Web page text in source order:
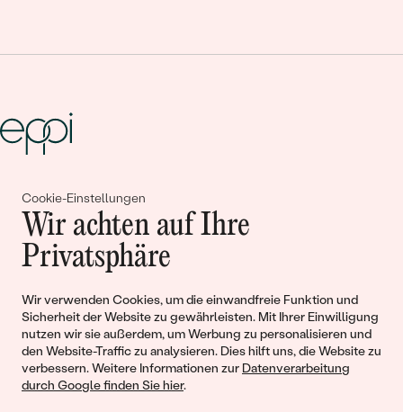
Cookie-Einstellungen
Wir achten auf Ihre
Privatsphäre
Wir verwenden Cookies, um die einwandfreie Funktion und
Sicherheit der Website zu gewährleisten. Mit Ihrer Einwilligung
nutzen wir sie außerdem, um Werbung zu personalisieren und
den Website-Traffic zu analysieren. Dies hilft uns, die Website zu
verbessern. Weitere Informationen zur Datenverarbeitung
durch Google finden Sie hier.
Gemeinsam erschaffen wir
Geschichten von Schönheit und
Liebe
Begleiten Sie uns!